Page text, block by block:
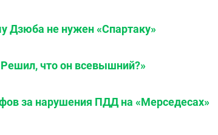
Дзюба не нужен «Спартаку»
что он всевышний?»
за нарушения ПДД на «Мерседесах»